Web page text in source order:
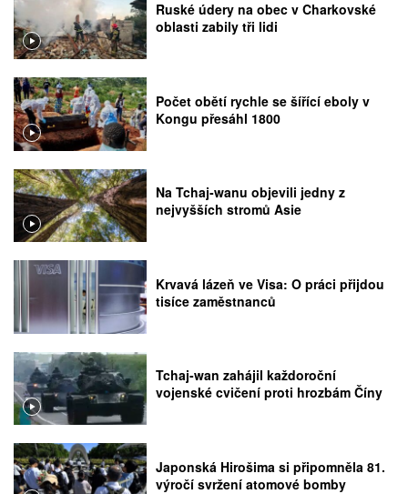
Ruské údery na obec v Charkovské
oblasti zabily tři lidi
Počet obětí rychle se šířící eboly v
Kongu přesáhl 1800
Na Tchaj-wanu objevili jedny z
nejvyšších stromů Asie
Krvavá lázeň ve Visa: O práci přijdou
tisíce zaměstnanců
Tchaj-wan zahájil každoroční
vojenské cvičení proti hrozbám Číny
Japonská Hirošima si připomněla 81.
výročí svržení atomové bomby